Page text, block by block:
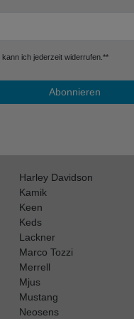
ich jederzeit widerrufen.**
Abonnieren
Harley Davidson
Kamik
Keen
Keds
Lackner
Marco Tozzi
Merrell
Mjus
Mustang
Neosens